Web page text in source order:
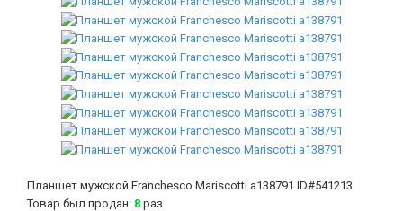
Планшет мужской Franchesco Mariscotti а138791 ID#541213
Товар был продан: 8 раз